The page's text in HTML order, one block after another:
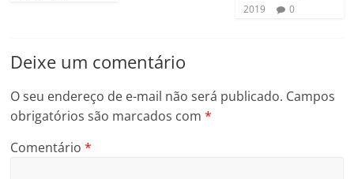
2019
0
Deixe um comentário
O seu endereço de e-mail não será publicado. Campos
obrigatórios são marcados com*
Comentário*